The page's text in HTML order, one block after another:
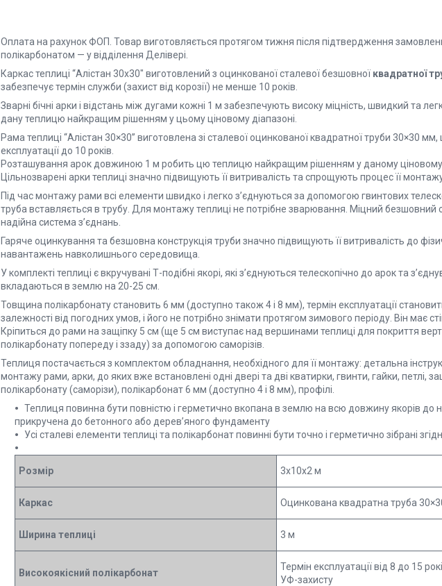
Оплата на рахунок ФОП. Товар виготовляється протягом тижня після підтвердження
полікарбонатом — у відділення Делівері.
Каркас теплиці “Алістан 30х30″ виготовлений з оцинкованої сталевої безшовної квадратної
забезпечує термін служби (захист від корозії) не менше 10 років.
Зварні бічні арки і відстань між дугами кожні 1 м забезпечують високу міцність, швидкий та
дану теплицю найкращим рішенням у цьому ціновому діапазоні.
Рама теплиці “Алістан 30×30” виготовлена зі сталевої оцинкованої квадратної труби 30×30
експлуатації до 10 років.
Розташування арок довжиною 1 м робить цю теплицю найкращим рішенням у даному ціновому
Цільнозварені арки теплиці значно підвищують її витривалість та спрощують процес її
Під час монтажу рами всі елементи швидко і легко з’єднуються за допомогою гвинтових
труба вставляється в трубу. Для монтажу теплиці не потрібне зварювання. Міцний безшовний
надійна система з’єднань.
Гаряче оцинкування та безшовна конструкція труби значно підвищують її витривалість до
навантажень навколишнього середовища.
У комплекті теплиці є вкручувані Т-подібні якорі, які з’єднуються телескопічно до арок та
вкладаються в землю на 20-25 см.
Товщина полікарбонату становить 6 мм (доступно також 4 і 8 мм), термін експлуатації
залежності від погодних умов, і його не потрібно знімати протягом зимового періоду. Він має
Кріпиться до рами на защіпку 5 см (ще 5 см виступає над вершинами теплиці для покриття
полікарбонату попереду і ззаду) за допомогою саморізів.
Теплиця постачається з комплектом обладнання, необхідного для її монтажу: детальна
монтажу рами, арки, до яких вже встановлені одні двері та дві кватирки, гвинти, гайки, петлі,
полікарбонату (саморізи), полікарбонат 6 мм (доступно 4 і 8 мм), профілі.
Теплиця повинна бути повністю і герметично вкопана в землю на всю довжину якорів до
прикручена до бетонного або дерев’яного фундаменту
Усі сталеві елементи теплиці та полікарбонат повинні бути точно і герметично зібрані
Розмір 3x10x2 м
Каркас Оцинкована квадратна труба
Ширина теплиці 3 м
Високоякісний полікарбонат
Термін експлуатації від 8 до 15
УФ-захисту